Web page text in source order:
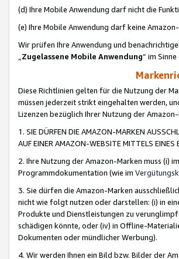
(d) Ihre Mobile Anwendung darf nicht die
(e) Ihre Mobile Anwendung darf keine
Wir prüfen Ihre Anwendung und
„Zugelassene Mobile Anwendung“ im
Diese Richtlinien gelten für die Nutzung der
müssen jederzeit strikt eingehalten werden,
Lizenzen bezüglich Ihrer Nutzung der
1. SIE DÜRFEN DIE AMAZON-MARKEN
AUF EINER AMAZON-WEBSITE MITTELS EINES
2. Ihre Nutzung der Amazon-Marken muss (i)
Programmdokumentation (wie im
3. Sie dürfen die Amazon-Marken
nicht wie folgt nutzen oder darstellen: (i) in
Produkte und Dienstleistungen zu
schädigen könnte, oder (iv) in Offline-
Dokumenten oder mündlicher Werbung).
4. Wir werden Ihnen ein Bild bzw. Bilder der